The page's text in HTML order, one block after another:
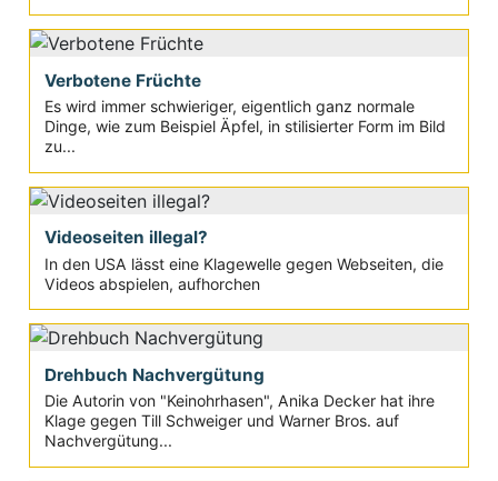
Verbotene Früchte
Es wird immer schwieriger, eigentlich ganz normale
Dinge, wie zum Beispiel Äpfel, in stilisierter Form im Bild
zu...
Videoseiten illegal?
In den USA lässt eine Klagewelle gegen Webseiten, die
Videos abspielen, aufhorchen
Drehbuch Nachvergütung
Die Autorin von "Keinohrhasen", Anika Decker hat ihre
Klage gegen Till Schweiger und Warner Bros. auf
Nachvergütung...